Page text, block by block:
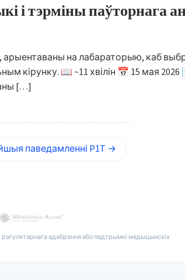
і тэрміны паўторнага
на лабараторыю, каб
кірунку. 📖 ~11 хвілін 📅 15 мая 2026
[…]
паведамленні P1T →
рэгулятарнага адабрэння або падтрымкі медыцынскіх